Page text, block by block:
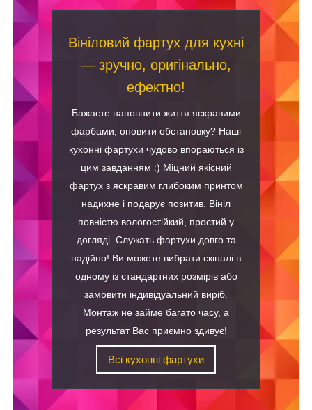
Вініловий фартух для кухні
— зручно, оригінально,
ефектно!
Бажаєте наповнити життя яскравими
фарбами, оновити обстановку? Наші
кухонні фартухи чудово впораються із
цим завданням :) Міцний якісний
фартух з яскравим глибоким принтом
надихне і подарує позитив. Вініл
повністю вологостійкий, простий у
догляді. Служать фартухи довго та
надійно! Ви можете вибрати скіналі в
одному із стандартних розмірів або
замовити індивідуальний виріб.
Монтаж не займе багато часу, а
результат Вас приємно здивує!
Всі кухонні фартухи